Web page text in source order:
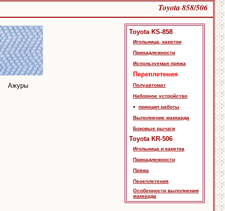
Toyota 858/506
Ажуры
Toyota KS-858
Игольница, каретки
Принадлежности
Используемая пряжа
Переплетения
Полуавтомат
Наборное устройство
•
принцип работы
Выполнение жаккарда
Боковые рычаги
Toyota KR-506
Игольница и каретка
Принадлежности
Пряжа
Переплетения
Особенности выполнения
жаккарда